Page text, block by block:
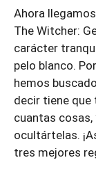
Ahora
The Witcher:
carácter
pelo blanco.
hemos
decir tiene que
cuantas
ocultártelas.
tres mejores